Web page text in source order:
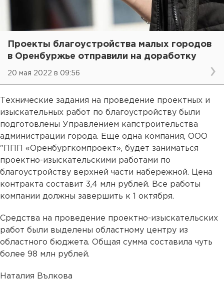
Проекты благоустройства малых городов
в Оренбуржье отправили на доработку
20 мая 2022 в 09:56
Технические задания на проведение проектных и
изыскательных работ по благоустройству были
подготовлены Управлением капстроительства
администрации города. Еще одна компания, ООО
"ППП «Оренбургкомпроект», будет заниматься
проектно-изыскательскими работами по
благоустройству верхней части набережной. Цена
контракта составит 3,4 млн рублей. Все работы
компании должны завершить к 1 октября.
Средства на проведение проектно-изыскательских
работ были выделены областному центру из
областного бюджета. Общая сумма составила чуть
более 98 млн рублей.
Наталия Вълкова